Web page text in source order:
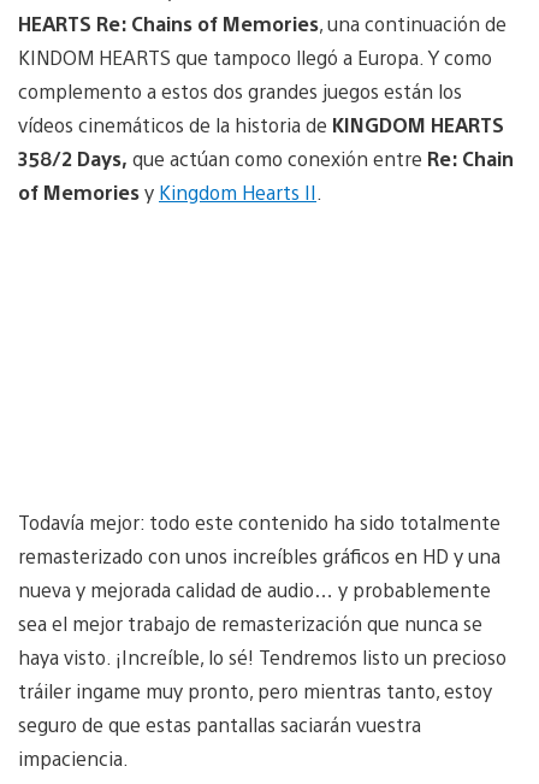
HEARTS Re: Chains of Memories, una continuación de
KINDOM HEARTS que tampoco llegó a Europa. Y como
complemento a estos dos grandes juegos están los
vídeos cinemáticos de la historia de KINGDOM HEARTS
358/2 Days, que actúan como conexión entre Re: Chain
of Memoriesy Kingdom Hearts II
Todavía mejor: todo este contenido ha sido totalmente
remasterizado con unos increíbles gráficos en HD y una
nueva y mejorada calidad de audio… y probablemente
sea el mejor trabajo de remasterización que nunca se
haya visto. ¡Increíble, lo sé! Tendremos listo un precioso
tráiler ingame muy pronto, pero mientras tanto, estoy
seguro de que estas pantallas saciarán vuestra
impaciencia.